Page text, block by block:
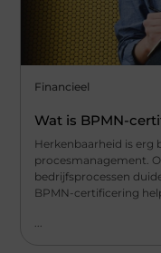
Financieel
Wat is BPMN-
Herkenbaarheid is erg
procesmanagement.
bedrijfsprocessen
BPMN-certificering